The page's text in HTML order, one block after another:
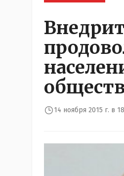
14 ноября 2015 г. в